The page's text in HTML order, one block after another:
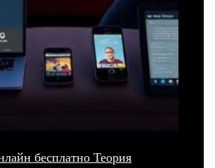
бесплатно Теория